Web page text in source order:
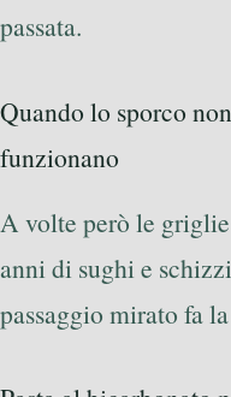
passata.
Quando lo sporco
funzionano
A volte però le griglie
anni di sughi e
passaggio mirato fa